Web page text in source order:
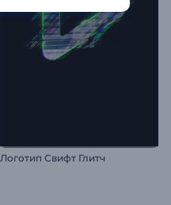
Логотип Свифт Глитч